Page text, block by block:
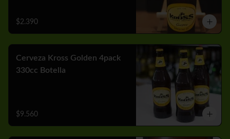
$2.390
Cerveza Kross Golden 4pack
330cc Botella
$9.560